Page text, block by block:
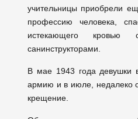
учительницы приобрели
профессию человека,
истекающего кровью
санинструкторами.
В мае 1943 года девушки
армию и в июле, недалеко
крещение.